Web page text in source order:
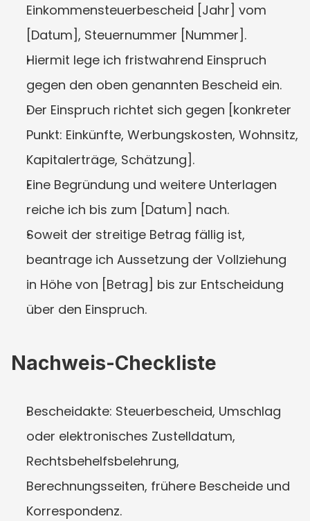
Einkommensteuerbescheid [Jahr] vom
[Datum], Steuernummer [Nummer].
Hiermit lege ich fristwahrend Einspruch
gegen den oben genannten Bescheid ein.
Der Einspruch richtet sich gegen [konkreter
Punkt: Einkünfte, Werbungskosten, Wohnsitz,
Kapitalerträge, Schätzung].
Eine Begründung und weitere Unterlagen
reiche ich bis zum [Datum] nach.
Soweit der streitige Betrag fällig ist,
beantrage ich Aussetzung der Vollziehung
in Höhe von [Betrag] bis zur Entscheidung
über den Einspruch.
Nachweis-Checkliste
Bescheidakte: Steuerbescheid, Umschlag
oder elektronisches Zustelldatum,
Rechtsbehelfsbelehrung,
Berechnungsseiten, frühere Bescheide und
Korrespondenz.